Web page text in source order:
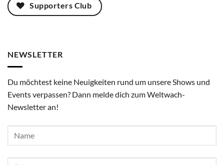
Supporters Club
NEWSLETTER
Du möchtest keine Neuigkeiten rund um unsere Shows und
Events verpassen? Dann melde dich zum Weltwach-
Newsletter an!